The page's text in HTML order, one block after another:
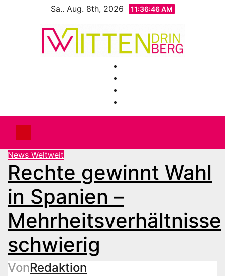
Sa.. Aug. 8th, 2026 11:36:48 AM
News Weltweit
Rechte gewinnt Wahl
in Spanien –
Mehrheitsverhältnisse
schwierig
VonRedaktion